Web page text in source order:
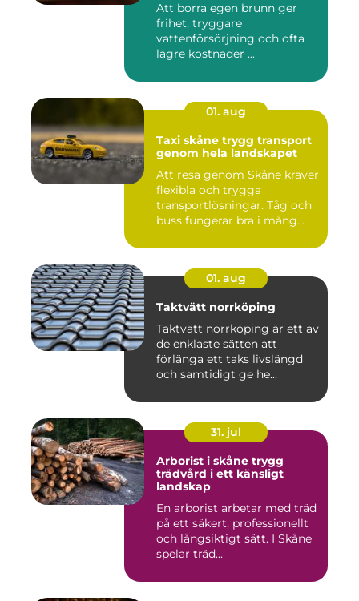
Att borra egen brunn ger
frihet, tryggare
vattenförsörjning och ofta
lägre kostnader ...
01. aug
Taxi skåne trygg transport
genom hela landskapet
Att resa genom Skåne kräver
flexibla och trygga
transportlösningar. Tåg och
buss fungerar bra i mång...
01. aug
Taktvätt norrköping
Taktvätt norrköping är ett av
de enklaste sätten att
förlänga ett taks livslängd
och samtidigt ge he...
31. jul
Arborist i skåne trygg
trädvård i ett känsligt
landskap
En arborist arbetar med träd
på ett säkert, professionellt
och långsiktigt sätt. I Skåne
spelar träd...